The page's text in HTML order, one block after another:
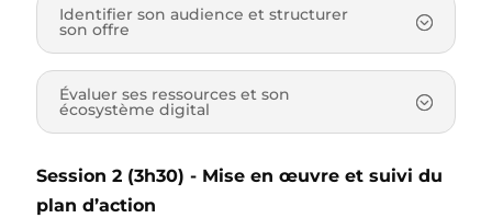
Identifier son audience et structurer
son offre
Évaluer ses ressources et son
écosystème digital
Session 2 (3h30) - Mise en œuvre et suivi du
plan d’action